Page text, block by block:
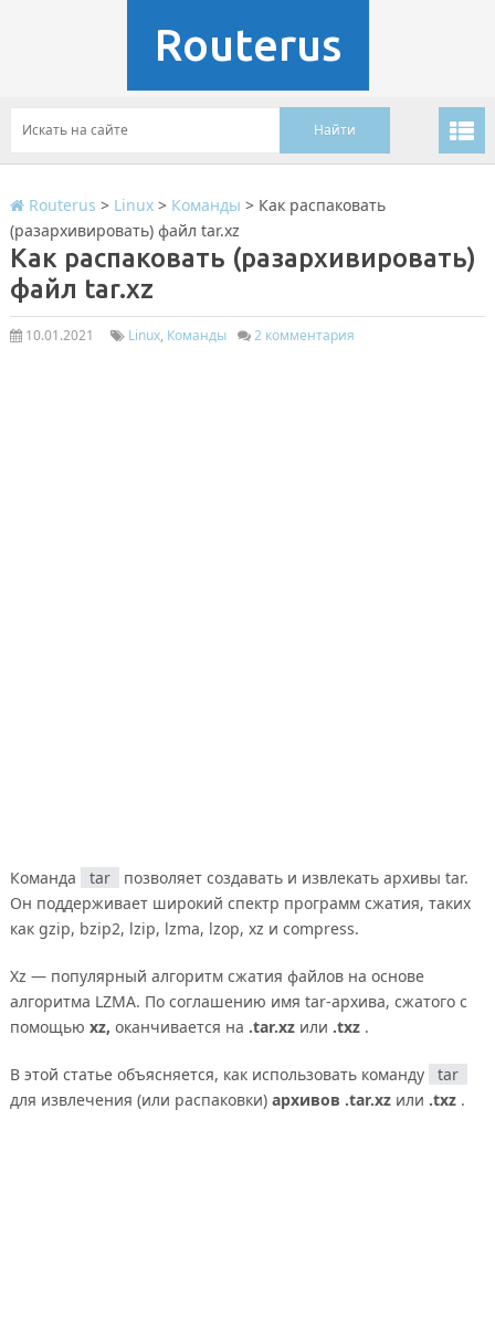
Routerus
Routerus > Linux> Команды > Как распаковать
(разархивировать) файл tar.xz
Как распаковать (разархивировать)
файл tar.xz
10.01.2021 Linux, Команды 2 комментария
Команда tar
позволяет создавать и извлекать архивы tar.
Он поддерживает широкий спектр программ сжатия, таких
как gzip, bzip2, lzip, lzma, lzop, xz и compress.
Xz — популярный алгоритм сжатия файлов на основе
алгоритма LZMA. По соглашению имя tar-архива, сжатого с
помощью xz, оканчивается на .tar.xzили .txz.
В этой статье объясняется, как использовать команду
tar
для извлечения (или распаковки) архивов .tar.xzили .txz.